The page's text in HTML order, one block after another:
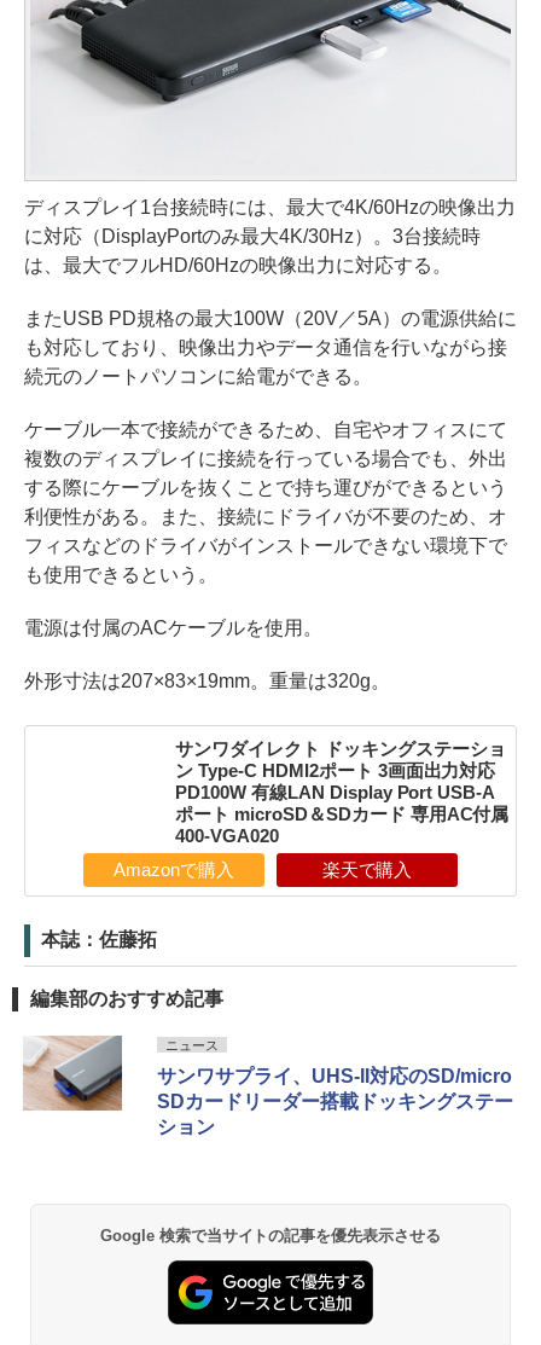
ディスプレイ1台接続時には、最大で4K/60Hzの映像出力
に対応（DisplayPortのみ最大4K/30Hz）。3台接続時
は、最大でフルHD/60Hzの映像出力に対応する。
またUSB PD規格の最大100W（20V／5A）の電源供給に
も対応しており、映像出力やデータ通信を行いながら接
続元のノートパソコンに給電ができる。
ケーブル一本で接続ができるため、自宅やオフィスにて
複数のディスプレイに接続を行っている場合でも、外出
する際にケーブルを抜くことで持ち運びができるという
利便性がある。また、接続にドライバが不要のため、オ
フィスなどのドライバがインストールできない環境下で
も使用できるという。
電源は付属のACケーブルを使用。
外形寸法は207×83×19mm。重量は320g。
サンワダイレクト ドッキングステーショ
ン Type-C HDMI2ポート 3画面出力対応
PD100W 有線LAN Display Port USB-A
ポート microSD＆SDカード 専用AC付属
400-VGA020
Amazonで購入 楽天で購入
本誌：佐藤拓
編集部のおすすめ記事
ニュース
サンワサプライ、UHS-II対応のSD/micro
SDカードリーダー搭載ドッキングステー
ション
Google 検索で当サイトの記事を優先表示させる